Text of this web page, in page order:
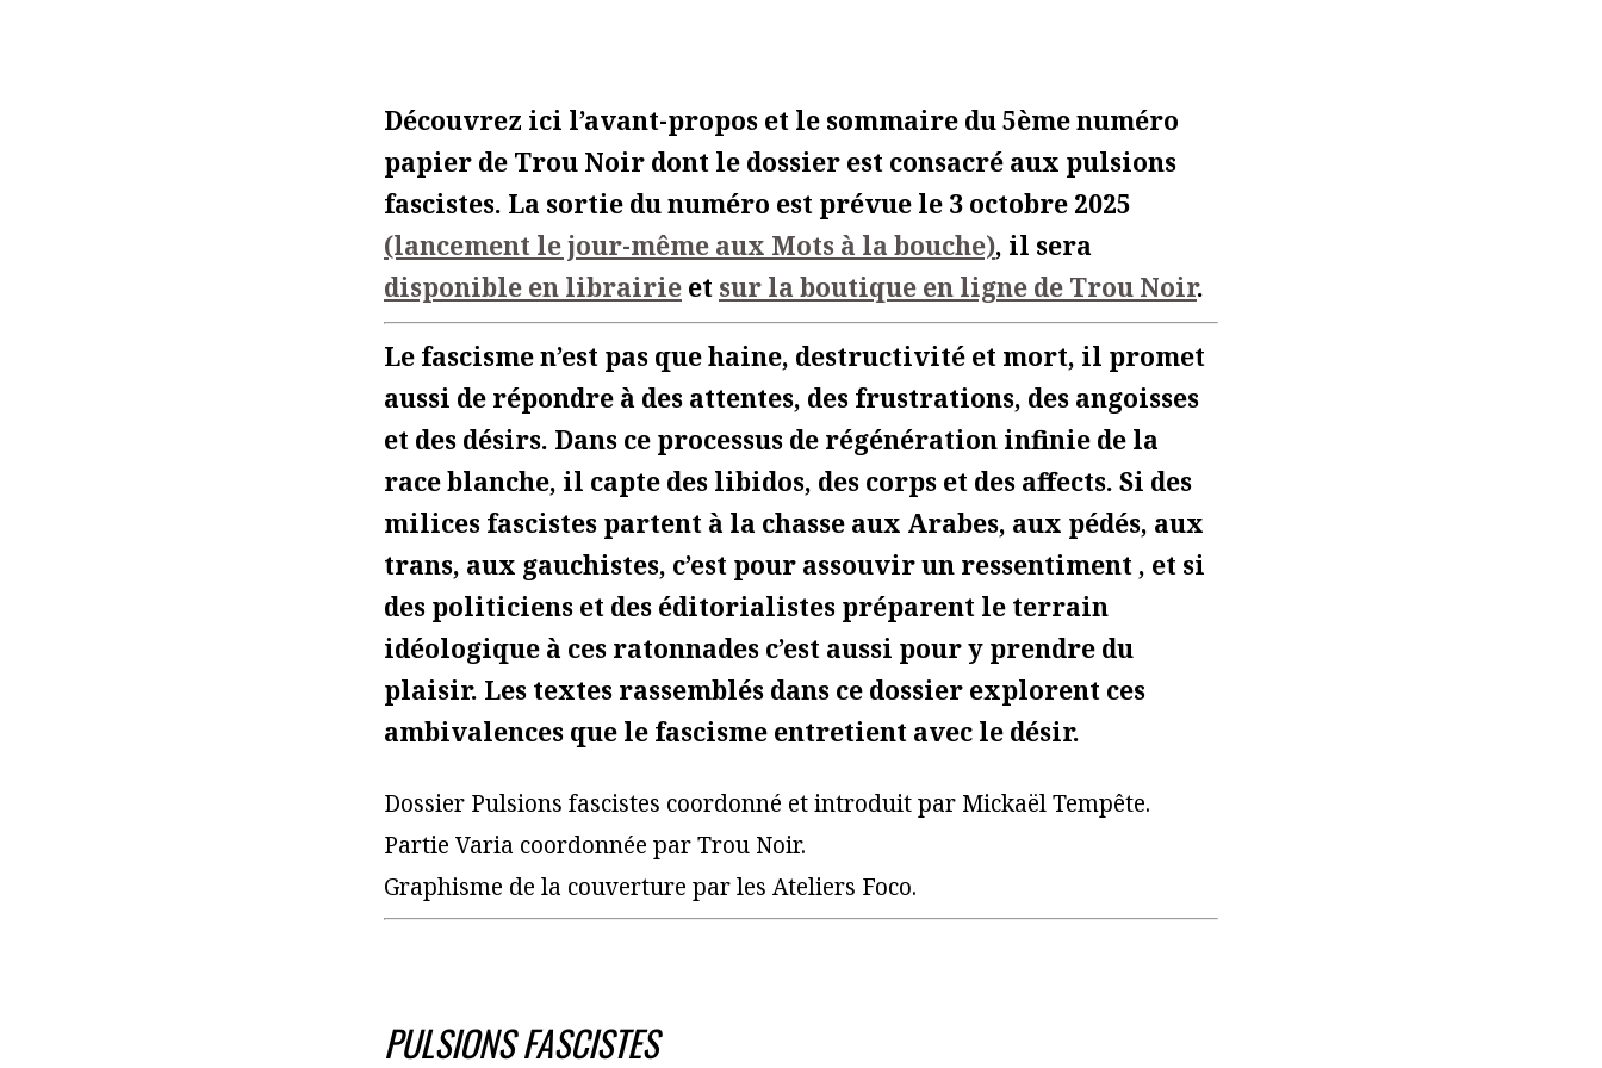
Découvrez ici l’avant-propos et le sommaire du 5ème numéro
papier de Trou Noir dont le dossier est consacré aux pulsions
fascistes. La sortie du numéro est prévue le 3 octobre 2025
(lancement le jour-même aux Mots à la bouche), il sera
disponible en librairie et sur la boutique en ligne de Trou Noir.
Le fascisme n’est pas que haine, destructivité et mort, il promet
aussi de répondre à des attentes, des frustrations, des angoisses
et des désirs. Dans ce processus de régénération infinie de la
race blanche, il capte des libidos, des corps et des affects. Si des
milices fascistes partent à la chasse aux Arabes, aux pédés, aux
trans, aux gauchistes, c’est pour assouvir un ressentiment , et si
des politiciens et des éditorialistes préparent le terrain
idéologique à ces ratonnades c’est aussi pour y prendre du
plaisir. Les textes rassemblés dans ce dossier explorent ces
ambivalences que le fascisme entretient avec le désir.
Dossier Pulsions fascistes coordonné et introduit par Mickaël Tempête.
Partie Varia coordonnée par Trou Noir.
Graphisme de la couverture par les Ateliers Foco.
PULSIONS FASCISTES